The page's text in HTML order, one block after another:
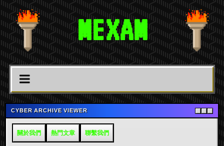
MEXAM
CYBER ARCHIVE VIEWER
關於我們 熱門文章 聯繫我們